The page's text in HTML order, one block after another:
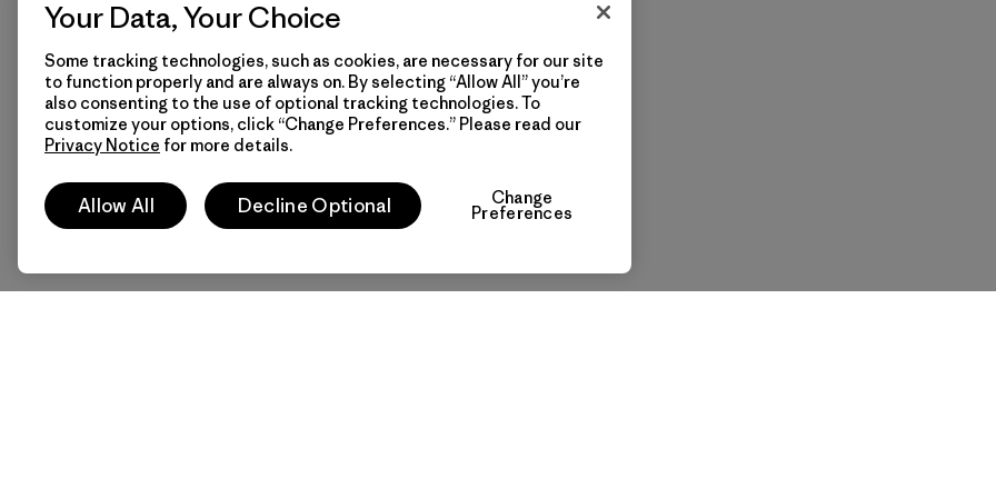
Your Data, Your Choice
Some tracking technologies, such as cookies, are necessary for our site
to function properly and are always on. By selecting “Allow All” you’re
also consenting to the use of optional tracking technologies. To
customize your options, click “Change Preferences.” Please read our
Privacy Notice for more details.
Allow All Decline Optional Change
Preferences